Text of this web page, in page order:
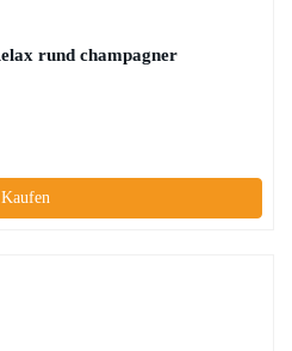
rund champagner
Kaufen